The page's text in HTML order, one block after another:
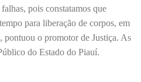
pois constatamos que
para liberação de corpos, em
pontuou o promotor de Justiça. As
do Estado do Piauí.